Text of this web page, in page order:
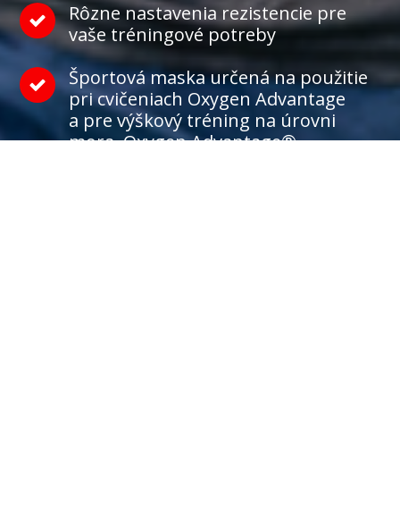
Rôzne nastavenia rezistencie pre
vaše tréningové potreby
Športová maska určená na použitie
pri cvičeniach Oxygen Advantage
a pre výškový tréning na úrovni
mora, Oxygen Advantage®